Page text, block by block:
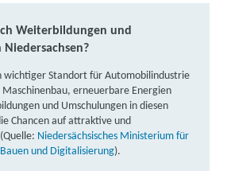
Informationen
Akademie GmbH |
Informationen
GmbH | Podbielskistraße
Partner
Weiterbildungen und
wichtiger Standort für Automobilindustrie
Maschinenbau, erneuerbare Energien
und Umschulungen in diesen
Chancen auf attraktive und
Niedersächsisches Ministerium für
und Digitalisierung).